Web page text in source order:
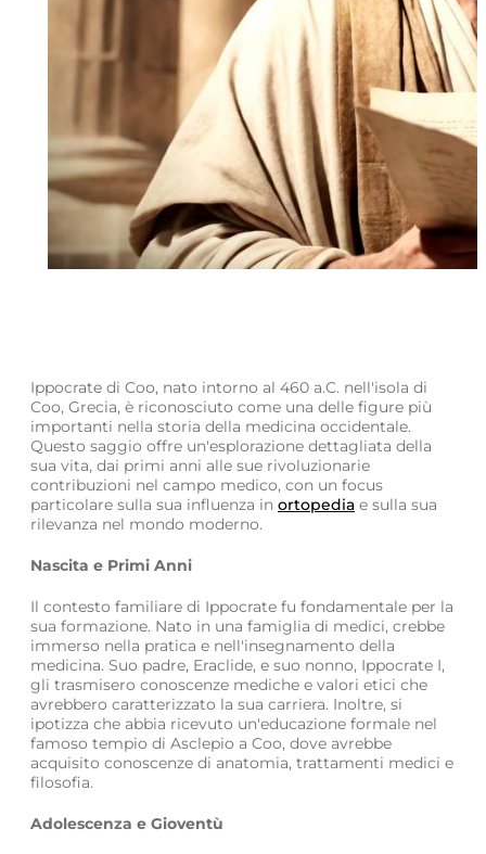
Ippocrate di Coo, nato intorno al 460 a.C. nell'isola di
Coo, Grecia, è riconosciuto come una delle figure più
importanti nella storia della medicina occidentale.
Questo saggio offre un'esplorazione dettagliata della
sua vita, dai primi anni alle sue rivoluzionarie
contribuzioni nel campo medico, con un focus
particolare sulla sua influenza in ortopedia e sulla sua
rilevanza nel mondo moderno.
Nascita e Primi Anni
Il contesto familiare di Ippocrate fu fondamentale per la
sua formazione. Nato in una famiglia di medici, crebbe
immerso nella pratica e nell'insegnamento della
medicina. Suo padre, Eraclide, e suo nonno, Ippocrate I,
gli trasmisero conoscenze mediche e valori etici che
avrebbero caratterizzato la sua carriera. Inoltre, si
ipotizza che abbia ricevuto un'educazione formale nel
famoso tempio di Asclepio a Coo, dove avrebbe
acquisito conoscenze di anatomia, trattamenti medici e
filosofia.
Adolescenza e Gioventù